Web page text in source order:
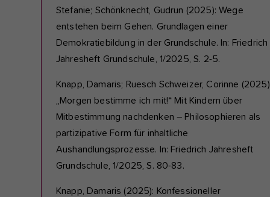
Stefanie; Schönknecht, Gudrun (2025): Wege
entstehen beim Gehen. Grundlagen einer
Demokratiebildung in der Grundschule. In: Friedrich
Jahresheft Grundschule, 1/2025, S. 2-5.
Knapp, Damaris; Ruesch Schweizer, Corinne
„Morgen bestimme ich mit!“ Mit Kindern über
Mitbestimmung nachdenken – Philosophieren als
partizipative Form für inhaltliche
Aushandlungsprozesse. In: Friedrich Jahresheft
Grundschule, 1/2025, S. 80-83.
Knapp, Damaris (2025): Konfessioneller